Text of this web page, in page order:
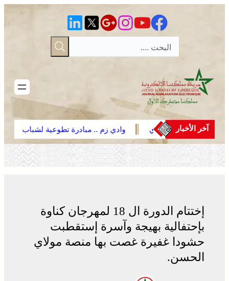
آخر الأخبار
فعاليات موسم مولاي
وادي زم .. مبادرة تطوعية لشباب
المدينة تعيد الاعتبار لمقبرة الشهداء بعد
الحريق
إختتام الدورة ال 18 لمهرجان كناوة
بإحتفالية بهيجة وآسرة إستقطبت
حشودا غفيرة غصت بها منصة مولاي
الحسن.